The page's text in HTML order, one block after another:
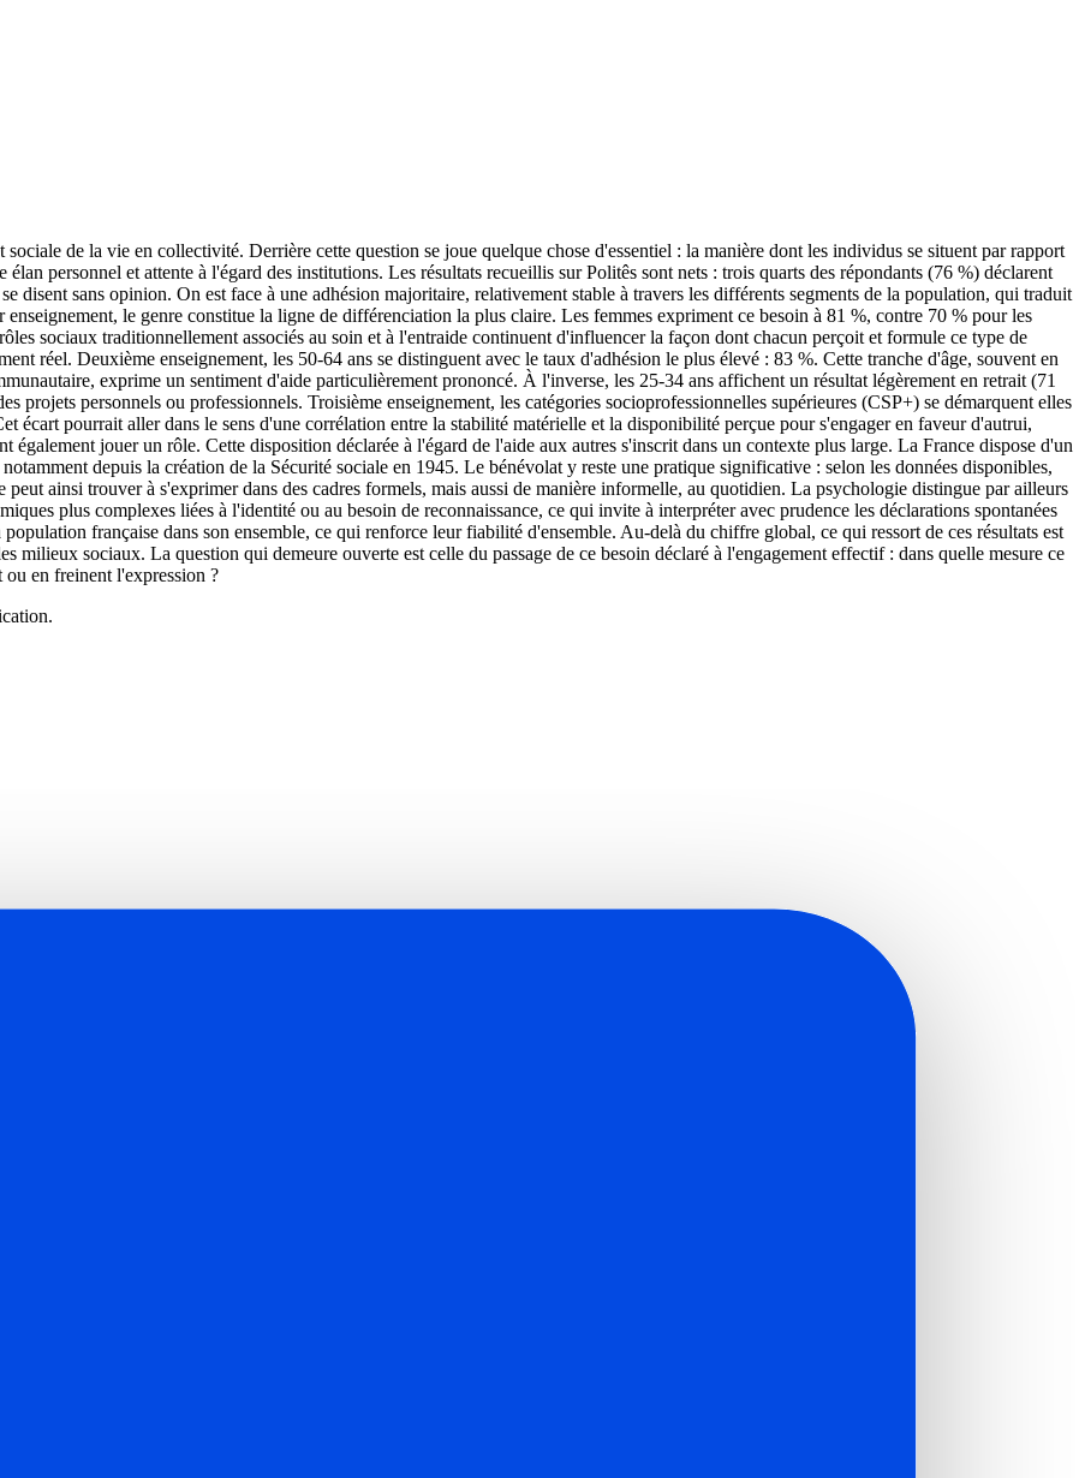
de la vie en collectivité. Derrière cette question se joue quelque chose d'essentiel : la manière dont les individus se situent par rapport
personnel et attente à l'égard des institutions. Les résultats recueillis sur Politês sont nets : trois quarts des répondants (76 %) déclarent
disent sans opinion. On est face à une adhésion majoritaire, relativement stable à travers les différents segments de la population, qui traduit
le genre constitue la ligne de différenciation la plus claire. Les femmes expriment ce besoin à 81 %, contre 70 % pour les
sociaux traditionnellement associés au soin et à l'entraide continuent d'influencer la façon dont chacun perçoit et formule ce type de
réel. Deuxième enseignement, les 50-64 ans se distinguent avec le taux d'adhésion le plus élevé : 83 %. Cette tranche d'âge, souvent en
exprime un sentiment d'aide particulièrement prononcé. À l'inverse, les 25-34 ans affichent un résultat légèrement en retrait (71
projets personnels ou professionnels. Troisième enseignement, les catégories socioprofessionnelles supérieures (CSP+) se démarquent elles
écart pourrait aller dans le sens d'une corrélation entre la stabilité matérielle et la disponibilité perçue pour s'engager en faveur d'autrui,
également jouer un rôle. Cette disposition déclarée à l'égard de l'aide aux autres s'inscrit dans un contexte plus large. La France dispose d'un
depuis la création de la Sécurité sociale en 1945. Le bénévolat y reste une pratique significative : selon les données disponibles,
peut ainsi trouver à s'exprimer dans des cadres formels, mais aussi de manière informelle, au quotidien. La psychologie distingue par ailleurs
plus complexes liées à l'identité ou au besoin de reconnaissance, ce qui invite à interpréter avec prudence les déclarations spontanées
française dans son ensemble, ce qui renforce leur fiabilité d'ensemble. Au-delà du chiffre global, ce qui ressort de ces résultats est
milieux sociaux. La question qui demeure ouverte est celle du passage de ce besoin déclaré à l'engagement effectif : dans quelle mesure ce
en freinent l'expression ?